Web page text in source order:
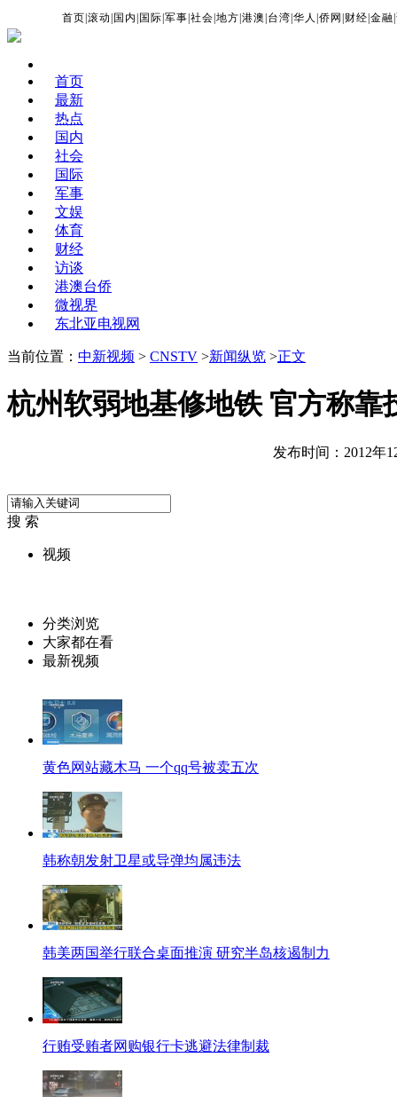
首页 |滚动 国内 国际 |军事 |社会 |地方 |港澳 台湾 |华人 |侨网 财经 |金融 |
首页
最新
热点
国内
社会
国际
军事
文娱
体育
财经
访谈
港澳台侨
微视界
东北亚电视网
当前位置： 中新视频 > CNSTV >新闻纵览 >正文
杭州软弱地基修地铁 官方称靠
发布时间：2012年
搜 索
视频
分类浏览
大家都在看
最新视频
黄色网站藏木马 一个qq号被卖五次
韩称朝发射卫星或导弹均属违法
韩美两国举行联合桌面推演 研究半岛核遏制力
行贿受贿者网购银行卡逃避法律制裁